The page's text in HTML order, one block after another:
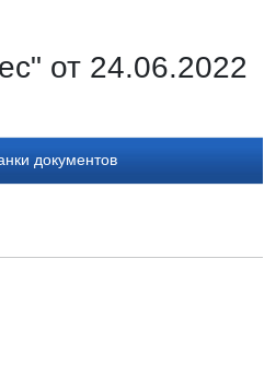
от 24.06.2022
документов